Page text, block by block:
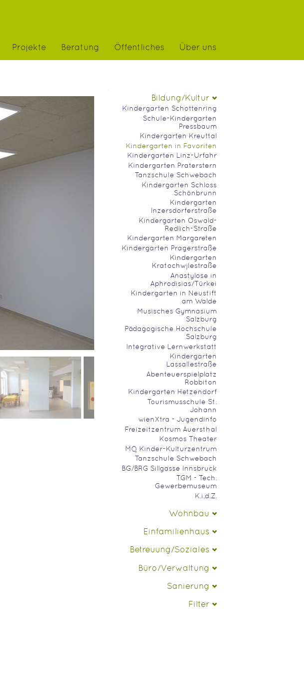
Projekte Beratung Öffentliches Über uns
Bildung/Kultur
Kindergarten Schottenring
Schule-Kindergarten
Pressbaum
Kindergarten Kreuttal
Kindergarten in Favoriten
Kindergarten Linz-Urfahr
Kindergarten Praterstern
Tanzschule Schwebach
Kindergarten Schloss
Schönbrunn
Kindergarten
Inzersdorferstraße
Kindergarten Oswald-
Redlich-Straße
Kindergarten Margareten
Kindergarten Pragerstraße
Kindergarten
Kratochwjlestraße
Anastylose in
Aphrodisias/Türkei
Kindergarten in Neustift
am Walde
Musisches Gymnasium
Salzburg
Pädagogische Hochschule
Salzburg
Integrative Lernwerkstatt
Kindergarten
Lassallestraße
Abenteuerspielplatz
Robbiton
Kindergarten Hetzendorf
Tourismusschule St.
Johann
wienXtra - Jugendinfo
Freizeitzentrum Auersthal
Kosmos Theater
MQ Kinder-Kulturzentrum
Tanzschule Schwebach
BG/BRG Sillgasse Innsbruck
TGM - Tech.
Gewerbemuseum
K.i.d.Z.
Wohnbau
Einfamilienhaus
Betreuung/Soziales
Büro/Verwaltung
Sanierung
Filter